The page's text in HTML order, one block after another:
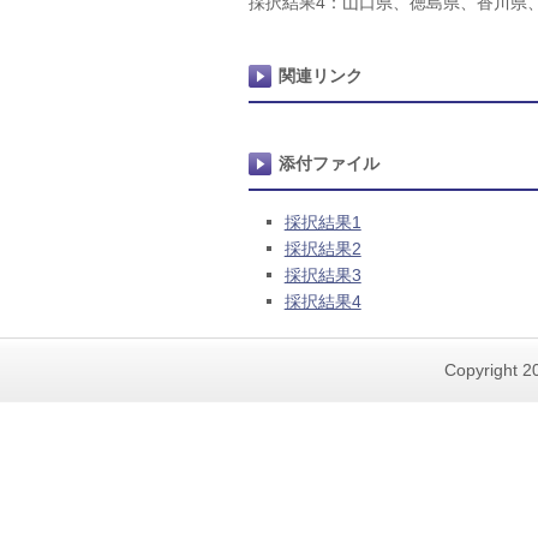
関連リンク
添付ファイル
採択結果1
採択結果2
採択結果3
採択結果4
Copyright